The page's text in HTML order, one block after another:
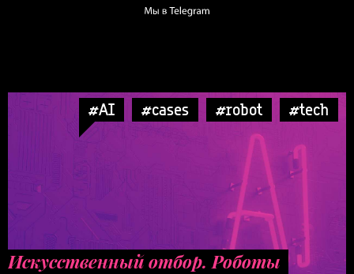
#AI #cases #robot #tech
Искусственный отбор. Роботы